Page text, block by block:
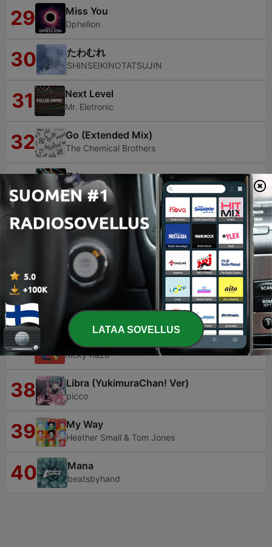
29 Miss You
Dphelion
30 たわむれ
SHINSEIKINOTATSUJIN
31 Next Level
Mr. Eletronic
32 Go (Extended Mix)
The Chemical Brothers
33 Trip
Nicholas Noranbrock
34 Bots
Barona Malte
35 Out of Control
Steve Levi
36 Jungle Is Massive, Vol. 1
M-Beat
37 Running (Back To You)
Ricky Razu
38 Libra (YukimuraChan! Ver)
picco
39 My Way
Heather Small & Tom Jones
40 Mana
beatsbyhand
LATAA SOVELLUS